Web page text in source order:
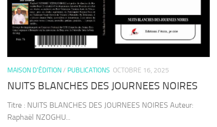
MAISON D'ÉDITION/ PUBLICATIONS OCTOBRE 16, 2025
NUITS BLANCHES DES JOURNEES NOIRES
Titre : NUITS BLANCHES DES JOURNEES NOIRES Auteur:
Raphaël NZOGHU...